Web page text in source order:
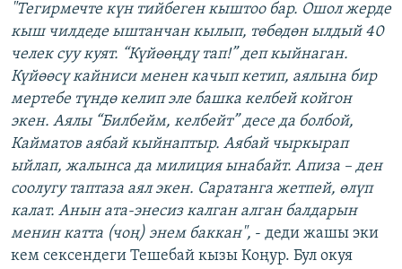
"Тегирмечте күн тийбеген кыштоо бар. Ошол жерде
кыш чилдеде ыштанчан кылып, төбөдөн ылдый 40
челек суу куят. “Күйөөңдү тап!” деп кыйнаган.
Күйөөсү кайниси менен качып кетип, аялына бир
мертебе түндө келип эле башка келбей койгон
экен. Аялы “Билбейм, келбейт” десе да болбой,
Кайматов аябай кыйнаптыр. Аябай чыркырап
ыйлап, жалынса да милиция ынабайт. Апиза – ден
соолугу таптаза аял экен. Саратанга жетпей, өлүп
калат. Анын ата-энесиз калган алган балдарын
менин катта (чоң) энем баккан", - деди жашы эки
кем сексендеги Тешебай кызы Коңур. Бул окуя